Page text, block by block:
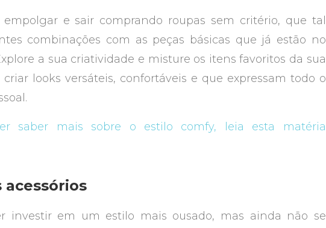
e sair comprando roupas sem critério, que tal
combinações com as peças básicas que já estão no
a sua criatividade e misture os itens favoritos da sua
criar looks versáteis, confortáveis e que expressam todo o
saber mais sobre o estilo comfy, leia esta matéria
acessórios
investir em um estilo mais ousado, mas ainda não se